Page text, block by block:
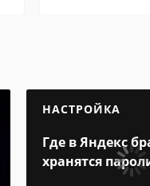
НАСТРОЙКА
Где в Яндекс
хранятся